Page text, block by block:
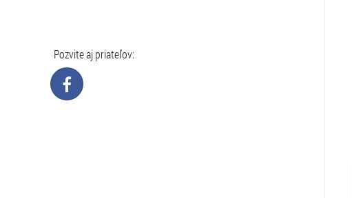
Pozvite aj priateľov: